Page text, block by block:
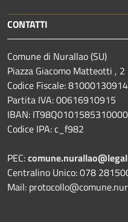
CONTATTI
Comune di Nurallao (SU)
Piazza Giacomo Matteotti ,
Codice Fiscale: 81000130914
Partita IVA: 00616910915
IBAN:
Codice IPA: c_f982
PEC:
Centralino Unico: 078
Mail: